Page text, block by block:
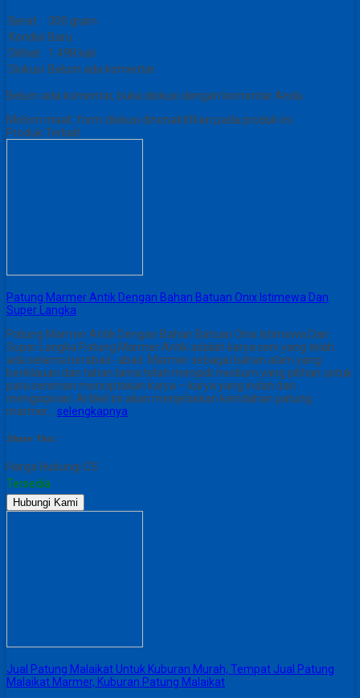
Berat
300 gram
Kondisi Baru
Dilihat
1.498 kali
Diskusi Belum ada komentar
Belum ada komentar, buka diskusi dengan komentar Anda.
Mohon maaf, form diskusi dinonaktifkan pada produk ini.
Produk Terkait
Patung Marmer Antik Dengan Bahan Batuan Onix Istimewa Dan
Super Langka
Patung Marmer Antik Dengan Bahan Batuan Onix Istimewa Dan
Super Langka Patung Marmer Antik adalah karya seni yang telah
ada selama berabad- abad. Marmer sebagai bahan alam yang
berkilauan dan tahan lama telah menjadi medium yang pilihan untuk
para seniman menciptakan karya – karya yang indah dan
mengispirasi. Artikel ini akan menjelaskan keindahan patung
marmer… selengkapnya
Share This :
Harga Hubungi CS
Tersedia
Hubungi Kami
Jual Patung Malaikat Untuk Kuburan Murah, Tempat Jual Patung
Malaikat Marmer, Kuburan Patung Malaikat